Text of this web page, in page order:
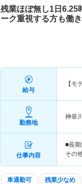
残業ほぼ無し1日
ーク重視する方も働
給与
【モ
勤務地
神奈
仕事内容
■長
その
車通勤可 残業少なめ